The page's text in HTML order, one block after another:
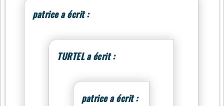
patrice a écrit :
TURTEL a écrit :
patrice a écrit :